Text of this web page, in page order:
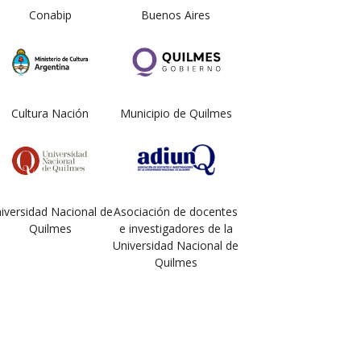
Conabip Buenos Aires
Cultura Nación Municipio de Quilmes
Nacional de
Quilmes
Asociación de docentes
e investigadores de la
Universidad Nacional de
Quilmes